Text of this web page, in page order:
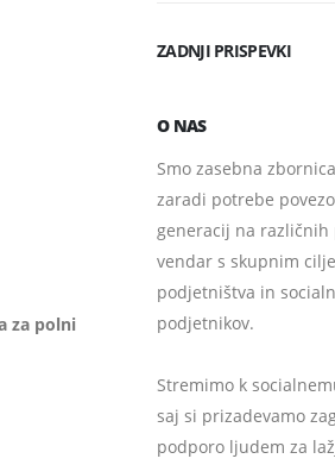
za polni
ZADNJI PRISPEVKI
O NAS
Smo zasebna
zaradi potrebe
generacij na različnih
vendar s skupnim
podjetništva in
podjetnikov.
Stremimo k
saj si prizadevamo
podporo ljudem za